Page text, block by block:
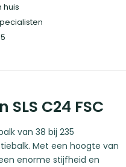
huis
C24 FSC
van 38 bij 235
Met een hoogte van
enorme stijfheid en